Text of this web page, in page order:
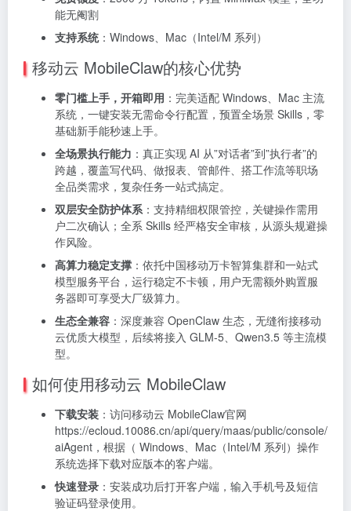
能无阉割
支持系统：Windows、Mac（Intel/M 系列）
移动云 MobileClaw的核心优势
零门槛上手，开箱即用 ：完美适配 Windows、Mac 主流
系统，一键安装无需命令行配置，预置全场景 Skills，零
基础新手能秒速上手。
全场景执行能力 ：真正实现 AI 从”对话者”到”执行者”的
跨越，覆盖写代码、做报表、管邮件、搭工作流等职场
全品类需求，复杂任务一站式搞定。
双层安全防护体系 ：支持精细权限管控，关键操作需用
户二次确认；全系 Skills 经严格安全审核，从源头规避操
作风险。
高算力稳定支撑 ：依托中国移动万卡智算集群和一站式
模型服务平台，运行稳定不卡顿，用户无需额外购置服
务器即可享受大厂级算力。
生态全兼容 ：深度兼容 OpenClaw 生态，无缝衔接移动
云优质大模型，后续将接入 GLM-5、Qwen3.5 等主流模
型。
如何使用移动云 MobileClaw
下载安装 ：访问移动云 MobileClaw官网
https://ecloud.10086.cn/api/query/maas/public/console/
aiAgent，根据（ Windows、Mac（Intel/M 系列）操作
系统选择下载对应版本的客户端。
快速登录 ：安装成功后打开客户端，输入手机号及短信
验证码登录使用。